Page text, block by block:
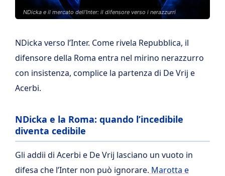
NDicka e il mercato dell'Inter: il difensore verso i nerazzurri
NDicka verso l’Inter. Come rivela Repubblica, il
difensore della Roma entra nel mirino nerazzurro
con insistenza, complice la partenza di De Vrij e
Acerbi.
NDicka e la Roma: quando l’incedibile
diventa cedibile
Gli addii di Acerbi e De Vrij lasciano un vuoto in
difesa che l’Inter non può ignorare. Marotta e